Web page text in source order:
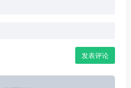
发表评论